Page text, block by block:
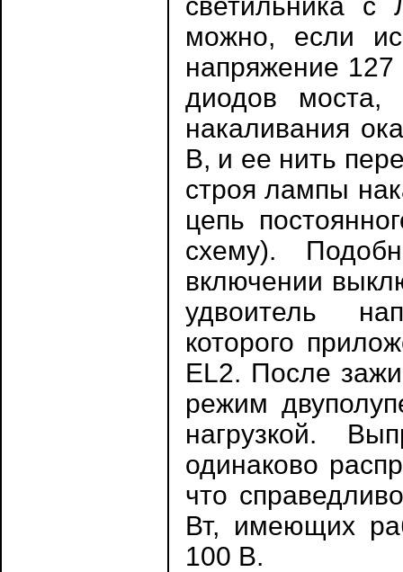
можно, если
напряжение
диодов моста,
накаливания
В, и ее нить
строя лампы
цепь
схему).
включении
удвоитель
которого
EL2. После
режим
нагрузкой.
одинаково
что
Вт, имеющих
100 В.